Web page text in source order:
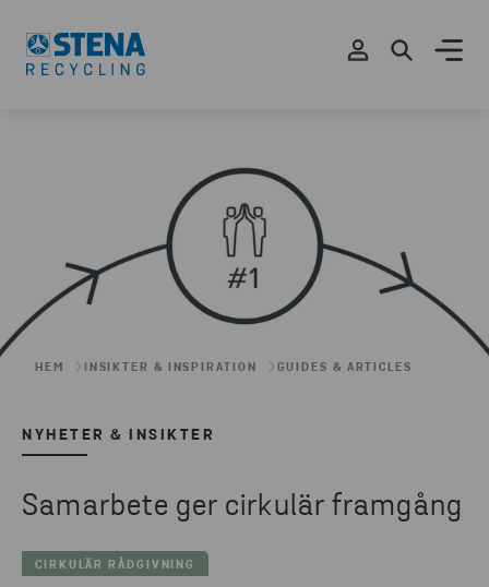
HEM INSIKTER & INSPIRATION GUIDES & ARTICLES
NYHETER & INSIKTER
Samarbete ger cirkulär framgång
CIRKULÄR RÅDGIVNING